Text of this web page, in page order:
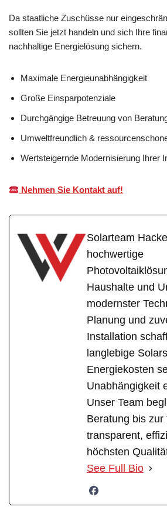
Da staatliche Zuschüsse nur
sollten Sie jetzt handeln und sich Ihre
nachhaltige Energielösung sichern.
Maximale Energieunabhängigkeit
Große Einsparpotenziale
Durchgängige Betreuung von
Umweltfreundlich &
Wertsteigernde Modernisierung Ihrer
Nehmen Sie Kontakt auf!
Solarteam
hochwertige
Haushalte und
modernster
Planung und
Installation
langlebige
Energiekosten
Unabhängigkeit
Unser Team
Beratung bis
transparent,
höchsten
See Full Bio